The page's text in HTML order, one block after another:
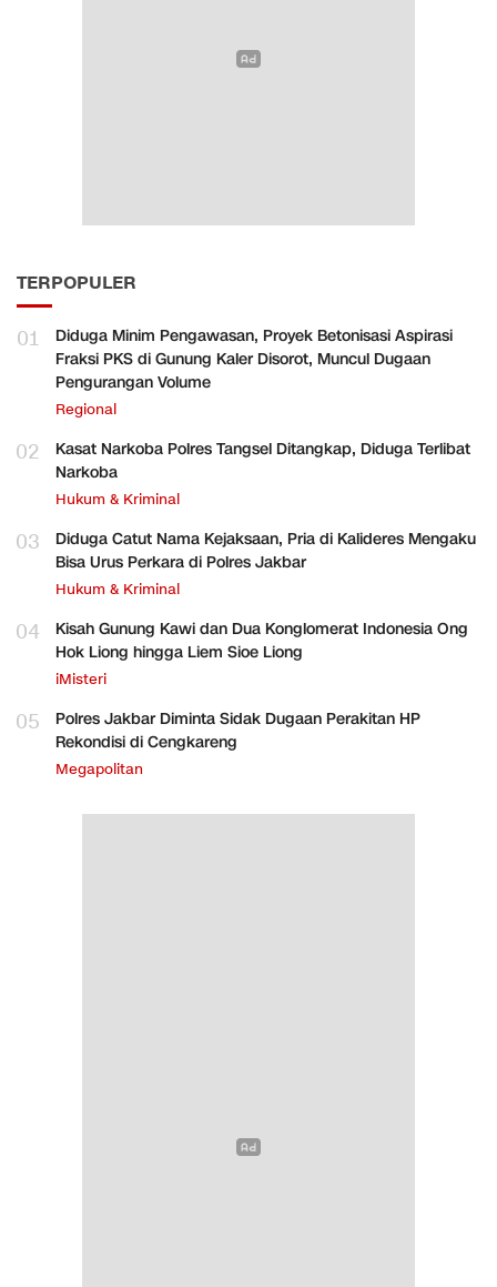
TERPOPULER
01
Diduga Minim Pengawasan, Proyek Betonisasi Aspirasi
Fraksi PKS di Gunung Kaler Disorot, Muncul Dugaan
Pengurangan Volume
Regional
02
Kasat Narkoba Polres Tangsel Ditangkap, Diduga Terlibat
Narkoba
Hukum & Kriminal
03
Diduga Catut Nama Kejaksaan, Pria di Kalideres Mengaku
Bisa Urus Perkara di Polres Jakbar
Hukum & Kriminal
04
Kisah Gunung Kawi dan Dua Konglomerat Indonesia Ong
Hok Liong hingga Liem Sioe Liong
iMisteri
05
Polres Jakbar Diminta Sidak Dugaan Perakitan HP
Rekondisi di Cengkareng
Megapolitan